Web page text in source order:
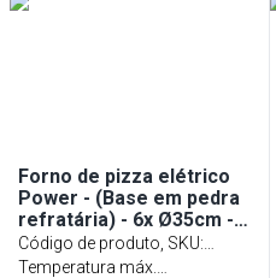
Forno de pizza elétrico
Power - (Base em pedra
refratária) - 6x Ø35cm -
Digital - incl. Untergestell
- até 400°C
Código de produto, SKU:
PEP66BTC-NB#UEP66B-N
Temperatura máx.